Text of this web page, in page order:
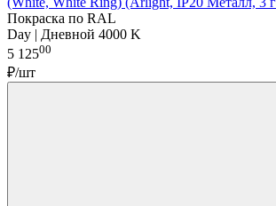
Покраска по RAL
Day | Дневной 4000 K
5 12500
₽/шт